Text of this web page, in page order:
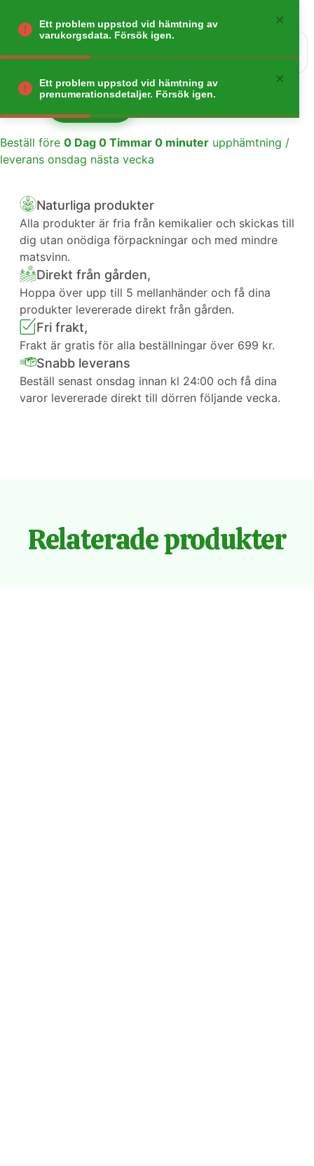
Gå tillbaka
Beställ före 0 Dag 0 Timmar 0 minuter upphämtning /
leverans onsdag nästa vecka
Naturliga produkter
Alla produkter är fria från kemikalier och skickas till
dig utan onödiga förpackningar och med mindre
matsvinn.
Direkt från gården,
Hoppa över upp till 5 mellanhänder och få dina
produkter levererade direkt från gården.
Fri frakt,
Frakt är gratis för alla beställningar över 699 kr.
Snabb leverans
Beställ senast onsdag innan kl 24:00 och få dina
varor levererade direkt till dörren följande vecka.
Relaterade produkter
Ett problem uppstod vid hämtning av
varukorgsdata. Försök igen.
Ett problem uppstod vid hämtning av
prenumerationsdetaljer. Försök igen.